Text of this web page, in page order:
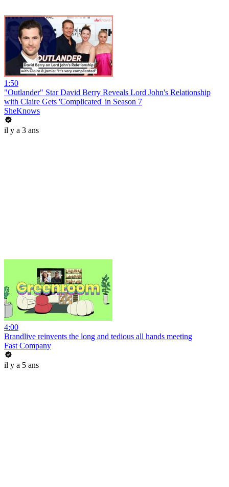
1:50
"Outlander" Star David Berry Reveals Lord John's Relationship
with Claire Gets 'Complicated' in Season 7
SheKnows
il y a 3 ans
4:00
Brandlive reinvents the long and tedious all hands meeting
Fast Company
il y a 5 ans